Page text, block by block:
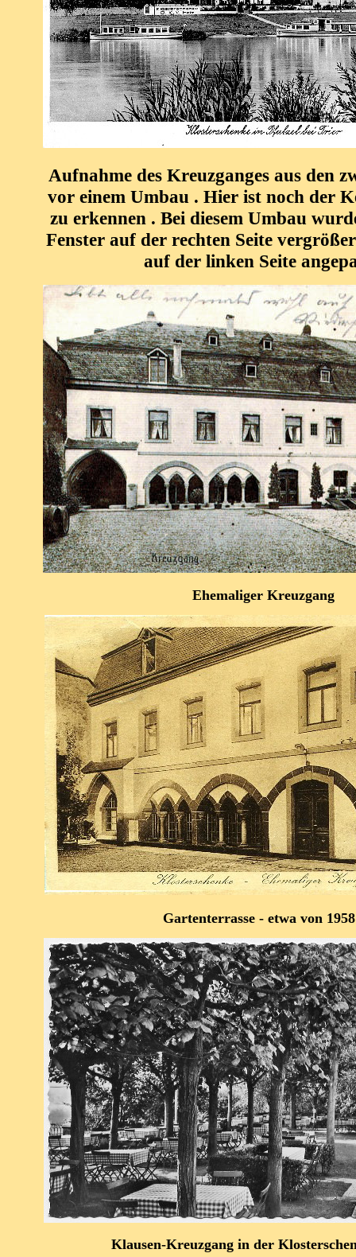
Aufnahme des Kreuzganges aus den
vor einem Umbau . Hier ist noch der
zu erkennen . Bei diesem Umbau
Fenster auf der rechten Seite
auf der linken Seite
Ehemaliger Kreuzgang
Gartenterrasse - etwa von 1958
Klausen-Kreuzgang in der